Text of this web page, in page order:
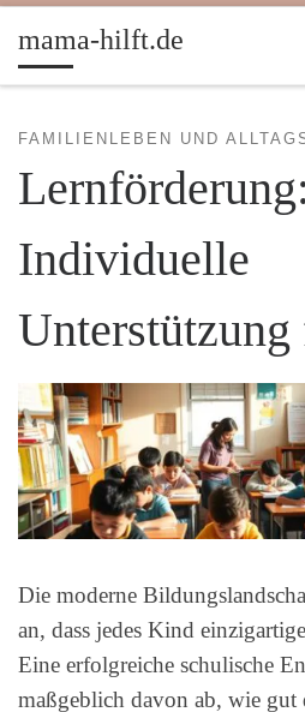
Zum Inhalt springen
mama-hilft.de
FAMILIENLEBEN UND
Lernförderung:
Individuelle
Die moderne
an, dass jedes Kind
Eine erfolgreiche schulische
maßgeblich davon ab, wie gut